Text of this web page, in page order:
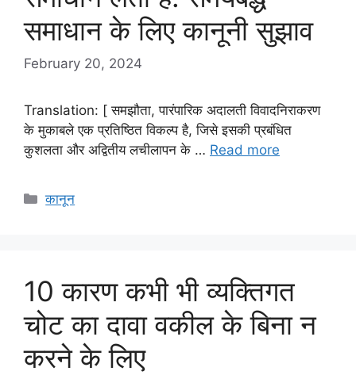
समाधान के लिए कानूनी सुझाव
February 20, 2024
Translation: [ समझौता, पारंपारिक अदालती विवादनिराकरण
के मुकाबले एक प्रतिष्ठित विकल्प है, जिसे इसकी प्रबंधित
कुशलता और अद्वितीय लचीलापन के … Read more
Categories
कानून
10 कारण कभी भी व्यक्तिगत
चोट का दावा वकील के बिना न
करने के लिए